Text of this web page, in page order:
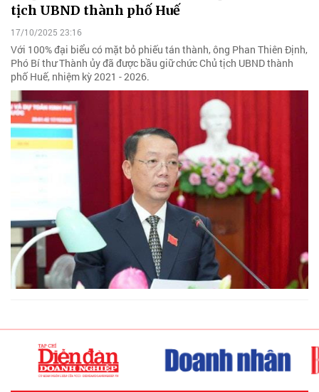
tịch UBND thành phố Huế
17/10/2025 23:16
Với 100% đại biểu có mặt bỏ phiếu tán thành, ông Phan Thiên Định,
Phó Bí thư Thành ủy đã được bầu giữ chức Chủ tịch UBND thành
phố Huế, nhiệm kỳ 2021 - 2026.